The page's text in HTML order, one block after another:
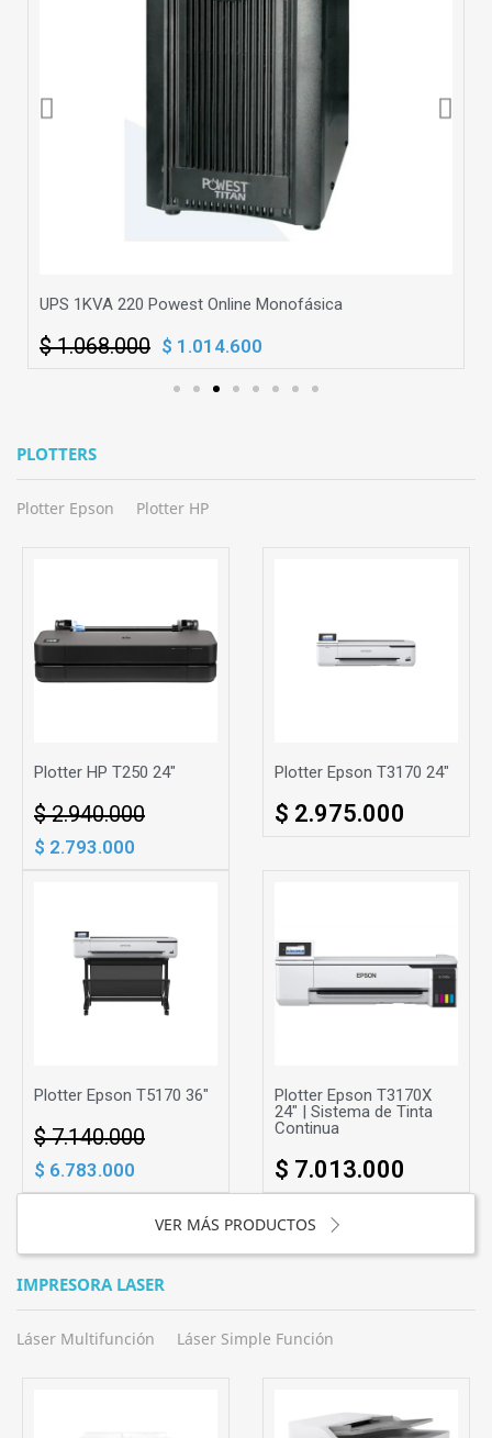
UPS 1KVA 220 Powest Online Monofásica
$ 1.068.000 $ 1.014.600
PLOTTERS
Plotter Epson Plotter HP
Plotter HP T250 24"
$ 2.940.000
$ 2.793.000
Plotter Epson T3170 24"
$ 2.975.000
Plotter Epson T5170 36"
$ 7.140.000
$ 6.783.000
Plotter Epson T3170X
24" | Sistema de Tinta
Continua
$ 7.013.000
VER MÁS PRODUCTOS
IMPRESORA LASER
Láser Multifunción Láser Simple Función